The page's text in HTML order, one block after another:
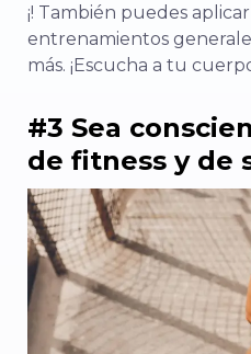
¡! También puedes
entrenamientos
más. ¡Escucha a tu
#3 Sea
de fitness y de